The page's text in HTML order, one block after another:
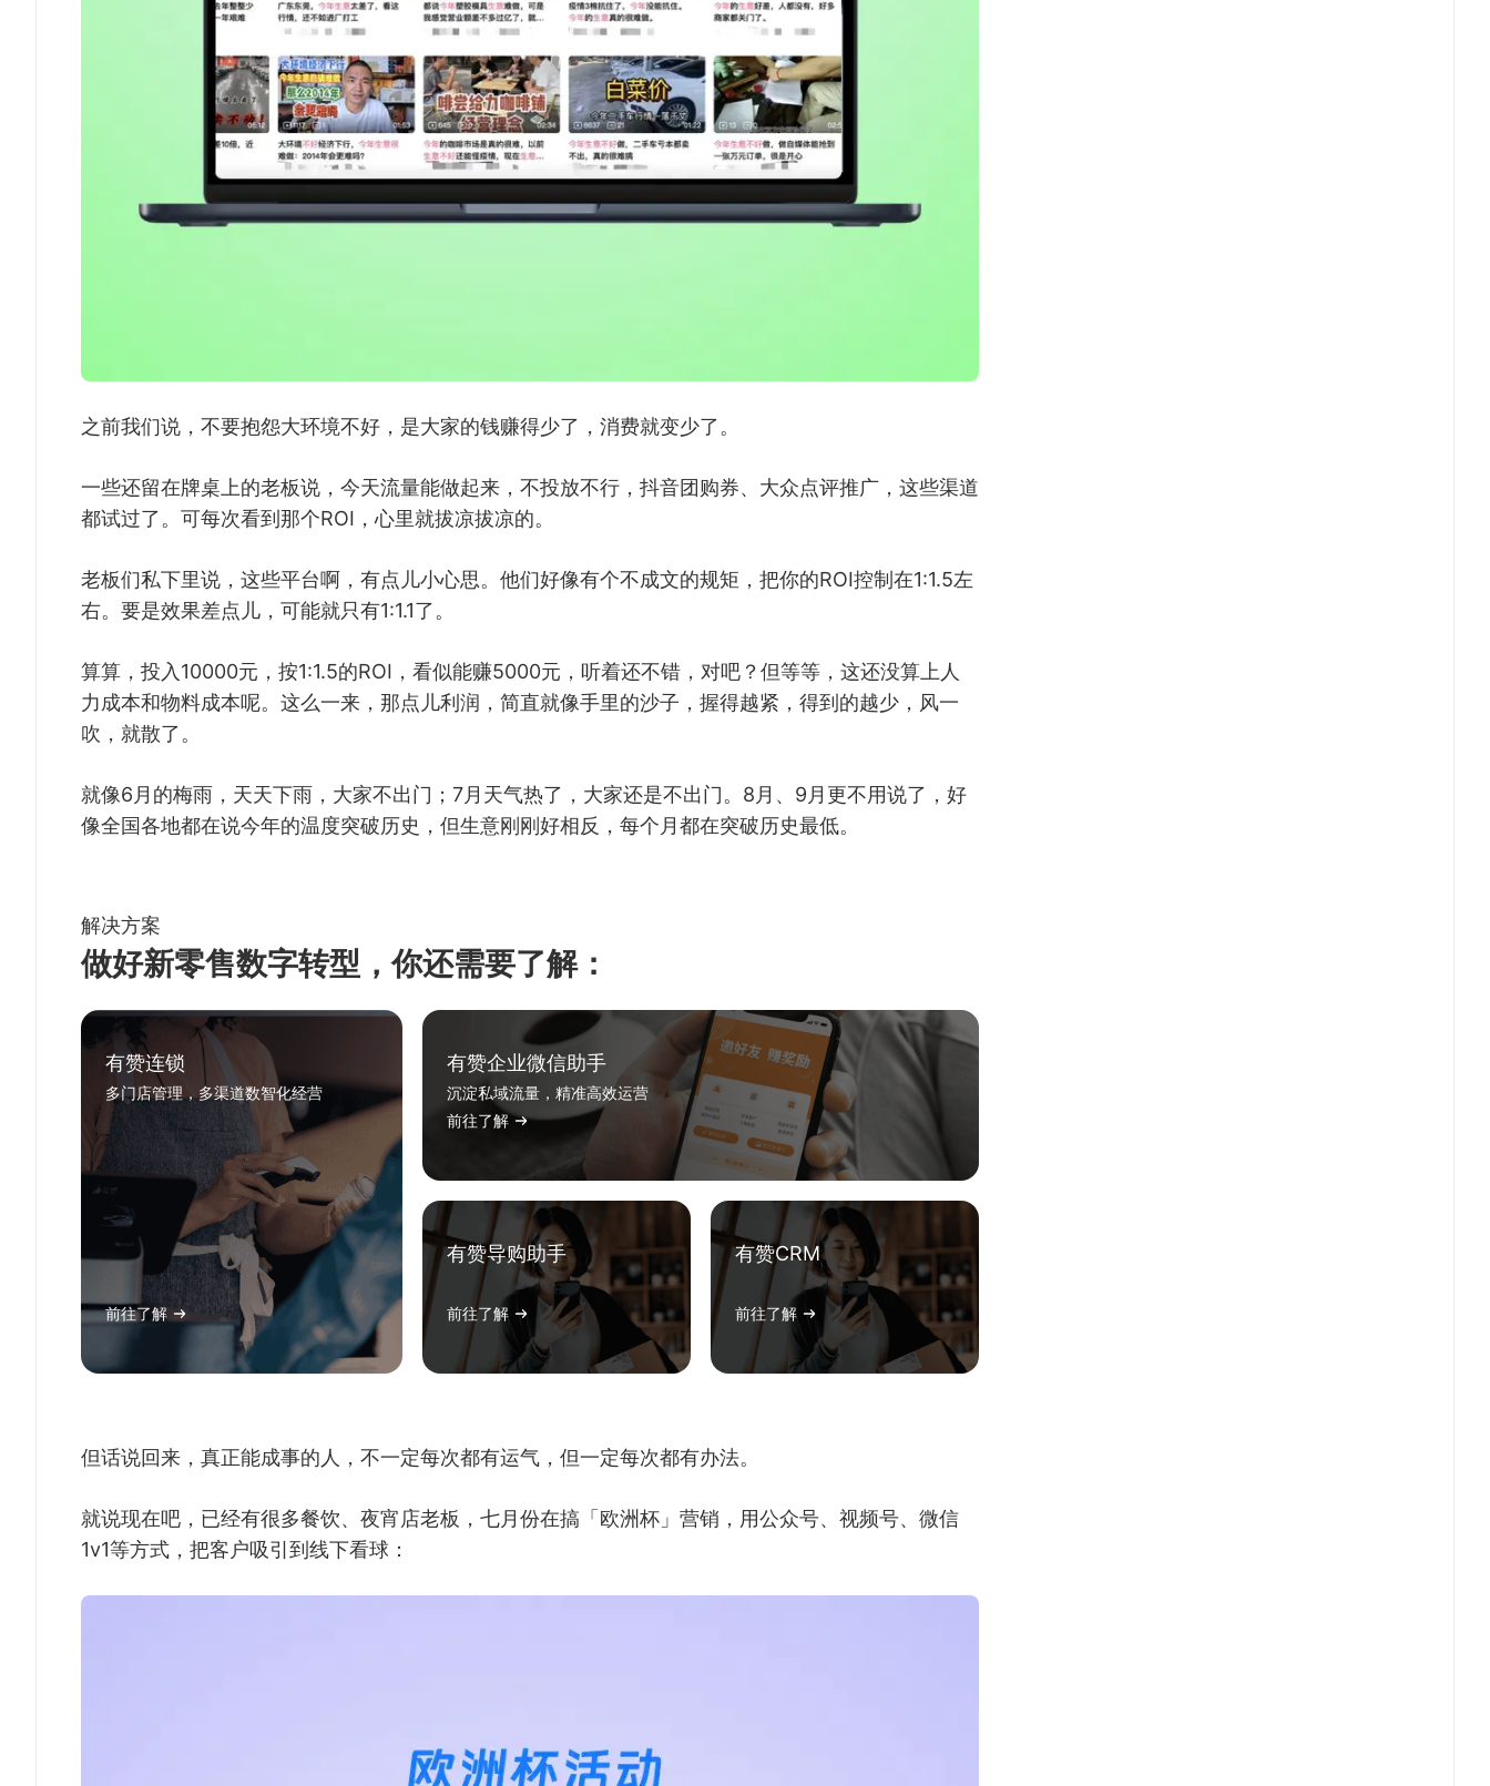
之前我们说，不要抱怨大环境不好，是大家的钱赚得少了，消费就变少了。
一些还留在牌桌上的老板说，今天流量能做起来，不投放不行，抖音团购券、大众点评推广，这些渠道
都试过了。可每次看到那个ROI，心里就拔凉拔凉的。
老板们私下里说，这些平台啊，有点儿小心思。他们好像有个不成文的规矩，把你的ROI控制在1:1.5左
右。要是效果差点儿，可能就只有1:1.1了。
算算，投入10000元，按1:1.5的ROI，看似能赚5000元，听着还不错，对吧？但等等，这还没算上人
力成本和物料成本呢。这么一来，那点儿利润，简直就像手里的沙子，握得越紧，得到的越少，风一
吹，就散了。
就像6月的梅雨，天天下雨，大家不出门；7月天气热了，大家还是不出门。8月、9月更不用说了，好
像全国各地都在说今年的温度突破历史，但生意刚刚好相反，每个月都在突破历史最低。
解决方案
做好新零售数字转型，你还需要了解：
有赞连锁
多门店管理，多渠道数智化经营
前往了解
有赞企业微信助手
沉淀私域流量，精准高效运营
前往了解
有赞导购助手
前往了解
有赞CRM
前往了解
但话说回来，真正能成事的人，不一定每次都有运气，但一定每次都有办法。
就说现在吧，已经有很多餐饮、夜宵店老板，七月份在搞「欧洲杯」营销，用公众号、视频号、微信
1v1等方式，把客户吸引到线下看球：